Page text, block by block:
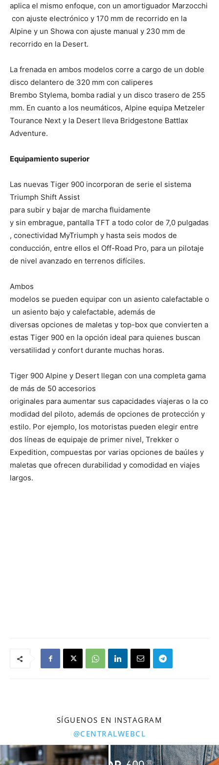
aplica el mismo enfoque, con un amortiguador Marzocchi
con ajuste electrónico y 170 mm de recorrido en la
Alpine y un Showa con ajuste manual y 230 mm de
recorrido en la Desert.
La frenada en ambos modelos corre a cargo de un doble
disco delantero de 320 mm con caliperes
Brembo Stylema, bomba radial y un disco trasero de 255
mm. En cuanto a los neumáticos, Alpine equipa Metzeler
Tourance Next y la Desert lleva Bridgestone Battlax
Adventure.
Equipamiento superior
Las nuevas Tiger 900 incorporan de serie el sistema
Triumph Shift Assist
para subir y bajar de marcha fluidamente
y sin embrague, pantalla TFT a todo color de 7,0 pulgadas
, conectividad MyTriumph y hasta seis modos de
conducción, entre ellos el Off-Road Pro, para un pilotaje
de nivel avanzado en terrenos difíciles.
Ambos
modelos se pueden equipar con un asiento calefactable o
un asiento bajo y calefactable, además de
diversas opciones de maletas y top-box que convierten a
estas Tiger 900 en la opción ideal para quienes buscan
versatilidad y confort durante muchas horas.
Tiger 900 Alpine y Desert llegan con una completa gama
de más de 50 accesorios
originales para aumentar sus capacidades viajeras o la co
modidad del piloto, además de opciones de protección y
estilo. Por ejemplo, los motoristas pueden elegir entre
dos líneas de equipaje de primer nivel, Trekker o
Expedition, compuestas por varias opciones de baúles y
maletas que ofrecen durabilidad y comodidad en viajes
largos.
SÍGUENOS EN INSTAGRAM
@CENTRALWEBCL